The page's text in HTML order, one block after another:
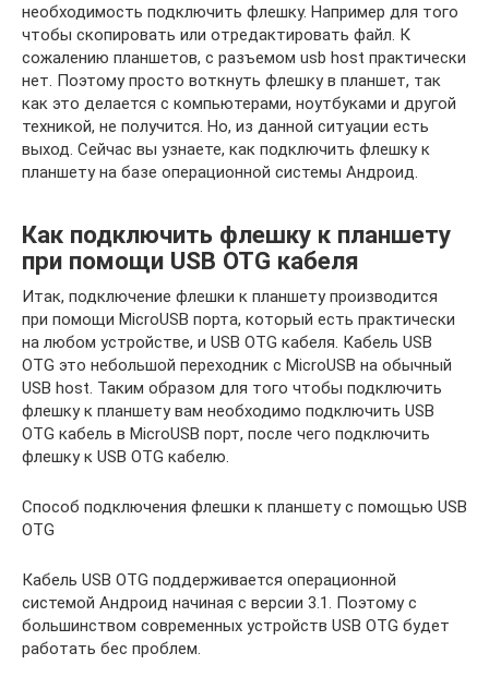
необходимость подключить флешку. Например для того
чтобы скопировать или отредактировать файл. К
сожалению планшетов, с разъемом usb host практически
нет. Поэтому просто воткнуть флешку в планшет, так
как это делается с компьютерами, ноутбуками и другой
техникой, не получится. Но, из данной ситуации есть
выход. Сейчас вы узнаете, как подключить флешку к
планшету на базе операционной системы Андроид.
Как подключить флешку к планшету
при помощи USB OTG кабеля
Итак, подключение флешки к планшету производится
при помощи MicroUSB порта, который есть практически
на любом устройстве, и USB OTG кабеля. Кабель USB
OTG это небольшой переходник с MicroUSB на обычный
USB host. Таким образом для того чтобы подключить
флешку к планшету вам необходимо подключить USB
OTG кабель в MicroUSB порт, после чего подключить
флешку к USB OTG кабелю.
Способ подключения флешки к планшету с помощью USB
OTG
Кабель USB OTG поддерживается операционной
системой Андроид начиная с версии 3.1. Поэтому с
большинством современных устройств USB OTG будет
работать бес проблем.